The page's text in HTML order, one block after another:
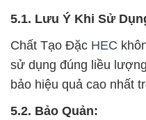
5.1. Lưu Ý Khi Sử
Chất Tạo Đặc HEC
sử dụng đúng liều
bảo hiệu quả cao nhất
5.2. Bảo Quản: